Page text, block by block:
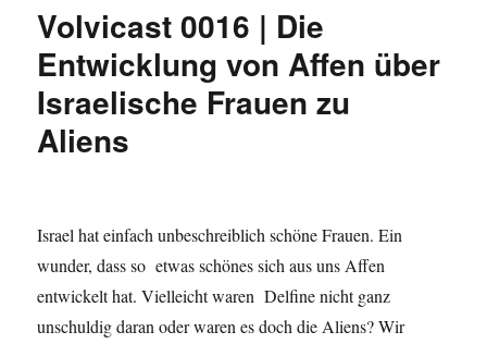
Volvicast 0016 | Die
Entwicklung von Affen über
Israelische Frauen zu
Aliens
Israel hat einfach unbeschreiblich schöne Frauen. Ein
wunder, dass so etwas schönes sich aus uns Affen
entwickelt hat. Vielleicht waren Delfine nicht ganz
unschuldig daran oder waren es doch die Aliens? Wir